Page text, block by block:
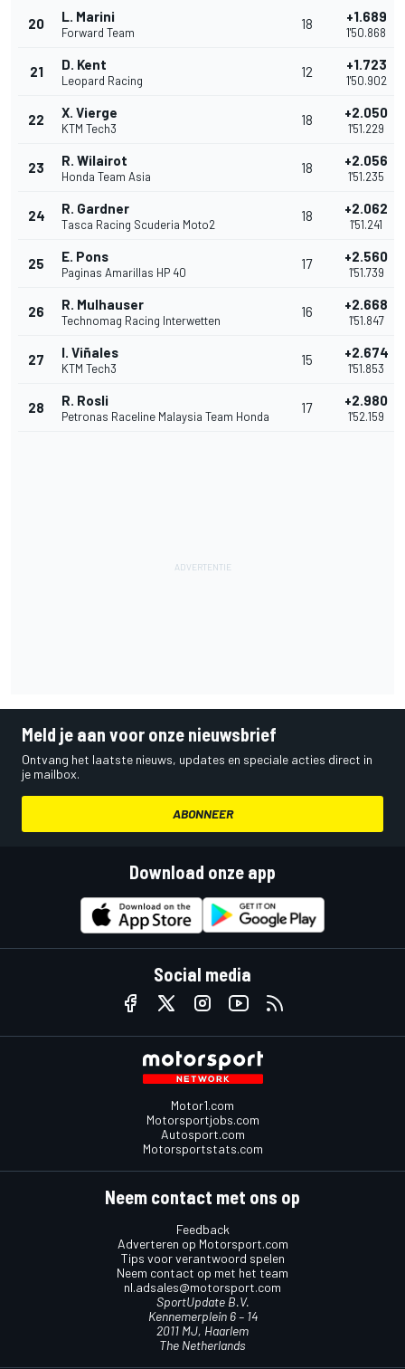
20 L. Marini
Forward Team
18 +1.689
1'50.868
21 D. Kent
Leopard Racing
12 +1.723
1'50.902
22 X. Vierge
KTM Tech3
18 +2.050
1'51.229
23 R. Wilairot
Honda Team Asia
18 +2.056
1'51.235
24 R. Gardner
Tasca Racing Scuderia Moto2
18 +2.062
1'51.241
25 E. Pons
Paginas Amarillas HP 40
17 +2.560
1'51.739
26 R. Mulhauser
Technomag Racing Interwetten
16 +2.668
1'51.847
27 I. Viñales
KTM Tech3
15 +2.674
1'51.853
28 R. Rosli
Petronas Raceline Malaysia Team Honda
17 +2.980
1'52.159
Meld je aan voor onze nieuwsbrief
Ontvang het laatste nieuws, updates en speciale acties direct in
je mailbox.
ABONNEER
Download onze app
Social media
Motor1.com
Motorsportjobs.com
Autosport.com
Motorsportstats.com
Neem contact met ons op
Feedback
Adverteren op Motorsport.com
Tips voor verantwoord spelen
Neem contact op met het team
nl.adsales@motorsport.com
SportUpdate B.V.
Kennemerplein 6 – 14
2011 MJ, Haarlem
The Netherlands